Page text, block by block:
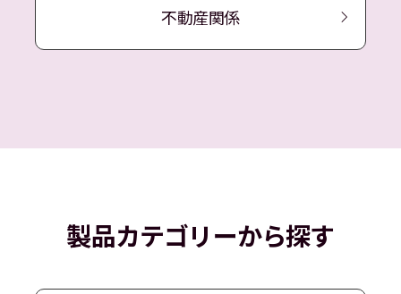
不動産関係
製品カテゴリーから探す